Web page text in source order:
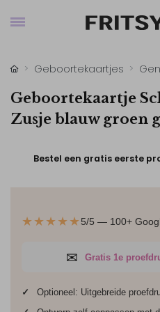
Geboortekaartjes
Geboortekaartje
Zusje blauw groen
Bestel een gratis eerste
★★★★★5/5 — 100+
✉ Gratis 1e
✓ Optioneel: Uitgebreide